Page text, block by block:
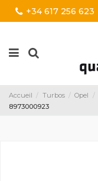
+34 617 256 623
Accueil Turbos Opel
8973000923